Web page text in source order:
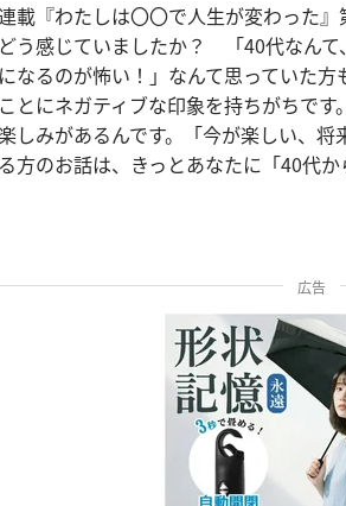
載『わたしは〇〇で人生が変わった
う感じていましたか？ 「40代なん
なるのが怖い！」なんて思っていた
とにネガティブな印象を持ちがちで
しみがあるんです。「今が楽しい、
方のお話は、きっとあなたに「40代
広告